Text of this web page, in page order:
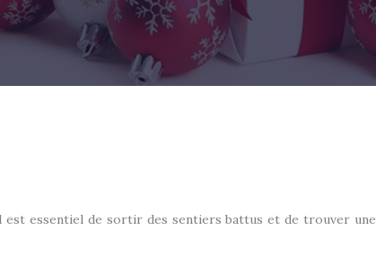
est essentiel de sortir des sentiers battus et de trouver une